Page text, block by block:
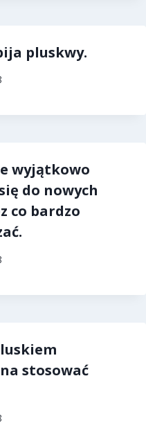
pluskwy.
wyjątkowo
do nowych
co bardzo
stosować